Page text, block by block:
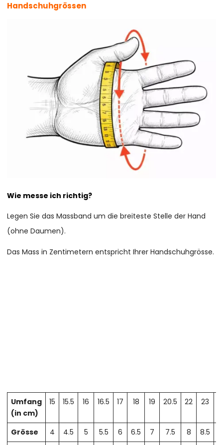
Handschuhgrössen
Wie messe ich richtig?
Legen Sie das Massband um die breiteste Stelle der Hand
(ohne Daumen).
Das Mass in Zentimetern entspricht Ihrer Handschuhgrösse.
Umfang
(in cm)
15 15.5 16 16.5 17 18 19 20.5 22 23
Grösse 4 4.5 5 5.5 6 6.5 7 7.5 8 8.5